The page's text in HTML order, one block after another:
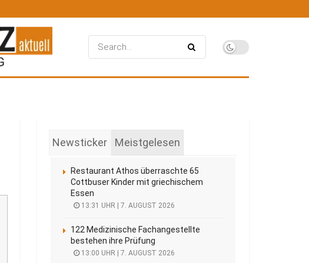
Newsticker Meistgelesen
Restaurant Athos überraschte 65
Cottbuser Kinder mit griechischem
Essen
13:31 UHR | 7. AUGUST 2026
122 Medizinische Fachangestellte
bestehen ihre Prüfung
13:00 UHR | 7. AUGUST 2026